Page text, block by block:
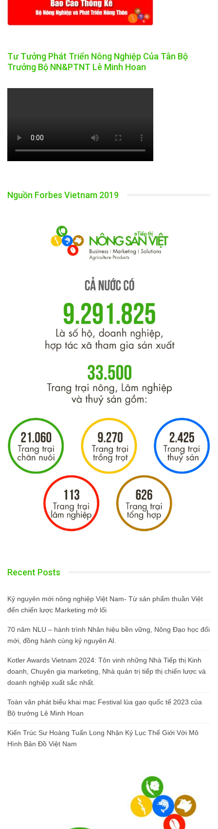
Tư Tưởng Phát Triển Nông Nghiệp Của Tân Bộ
Trưởng Bộ NN&PTNT Lê Minh Hoan
Nguồn Forbes Vietnam 2019
Recent Posts
Kỷ nguyên mới nông nghiệp Việt Nam- Từ sản phẩm thuần Việt
đến chiến lược Marketing mở lối
70 năm NLU – hành trình Nhân hiệu bền vững, Nông Đạo học đổi
mới, đồng hành cùng kỷ nguyên AI.
Kotler Awards Vietnam 2024: Tôn vinh những Nhà Tiếp thị Kinh
doanh, Chuyên gia marketing, Nhà quản trị tiếp thị chiến lược và
doanh nghiệp xuất sắc nhất.
Toàn văn phát biểu khai mạc Festival lúa gạo quốc tế 2023 của
Bộ trưởng Lê Minh Hoan
Kiến Trúc Sư Hoàng Tuấn Long Nhận Kỷ Lục Thế Giới Với Mô
Hình Bản Đồ Việt Nam